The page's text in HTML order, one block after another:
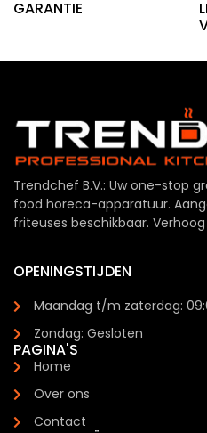
GARANTIE
Trendchef B.V.: Uw one-stop
food horeca-apparatuur.
friteuses beschikbaar.
OPENINGSTIJDEN
Maandag t/m zaterdag:
Zondag: Gesloten
PAGINA'S
Home
Over ons
Contact